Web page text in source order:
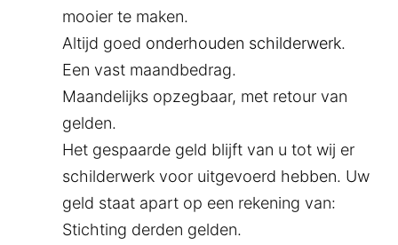
mooier te maken.
Altijd goed onderhouden schilderwerk.
Een vast maandbedrag.
Maandelijks opzegbaar, met retour van
gelden.
Het gespaarde geld blijft van u tot wij er
schilderwerk voor uitgevoerd hebben. Uw
geld staat apart op een rekening van:
Stichting derden gelden.